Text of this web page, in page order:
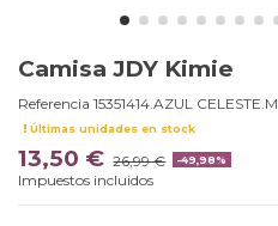
Camisa JDY Kimie
Referencia 15351414.AZUL CELESTE.M
Últimas unidades en stock
13,50 € 26,99 € -49,98%
Impuestos incluidos